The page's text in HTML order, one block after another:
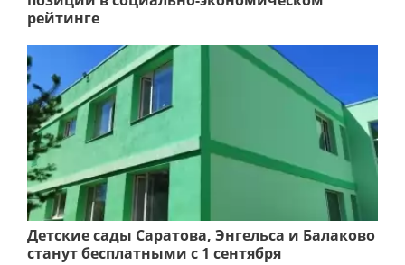
рейтинге
Детские сады Саратова, Энгельса и Балаково
станут бесплатными с 1 сентября